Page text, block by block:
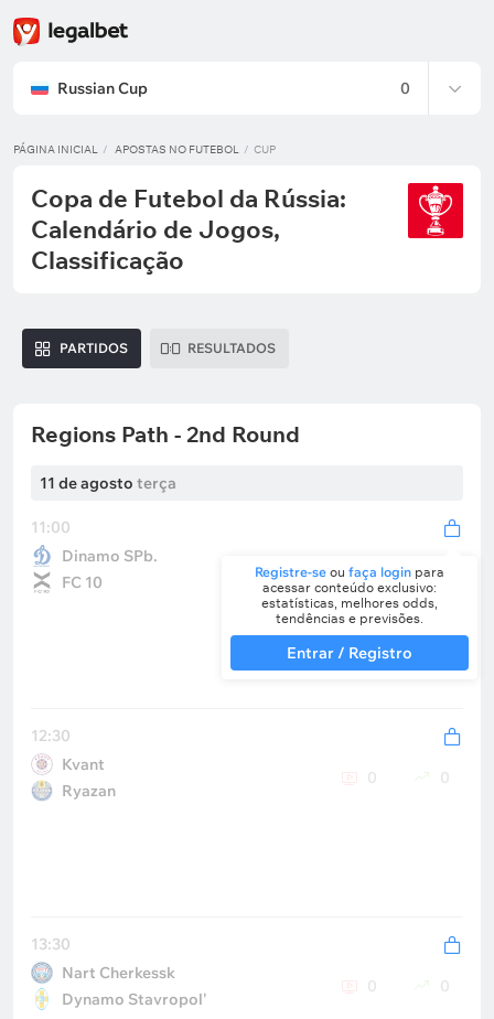
Russian Cup 0
PÁGINA INICIAL APOSTAS NO FUTEBOL CUP
Copa de Futebol da Rússia:
Calendário de Jogos,
Classificação
PARTIDOS RESULTADOS
Regions Path - 2nd Round
11 de agosto terça
11:00
Dinamo SPb.
FC 10
0 0
12:30
Kvant
Ryazan
0 0
13:30
Nart Cherkessk
Dynamo Stavropol'
0 0
Registre-se ou faça login para
acessar conteúdo exclusivo:
estatísticas, melhores odds,
tendências e previsões.
Entrar / Registro